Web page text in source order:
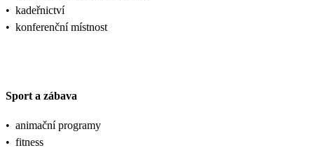
• kadeřnictví
• konferenční místnost
Sport a zábava
• animační programy
• fitness